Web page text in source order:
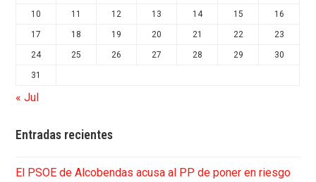
10 11 12 13 14 15 16
17 18 19 20 21 22 23
24 25 26 27 28 29 30
31
« Jul
Entradas recientes
El PSOE de Alcobendas acusa al PP de poner en riesgo